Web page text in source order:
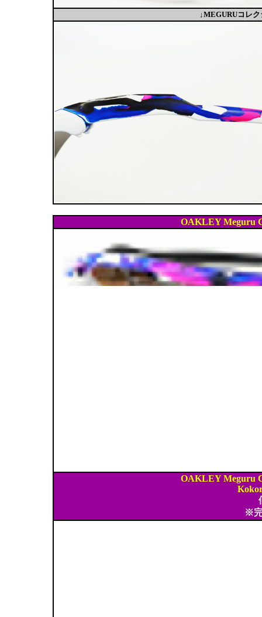
↓MEGURUコレ
OAKLEY Meguru
OAKLEY Meguru
※